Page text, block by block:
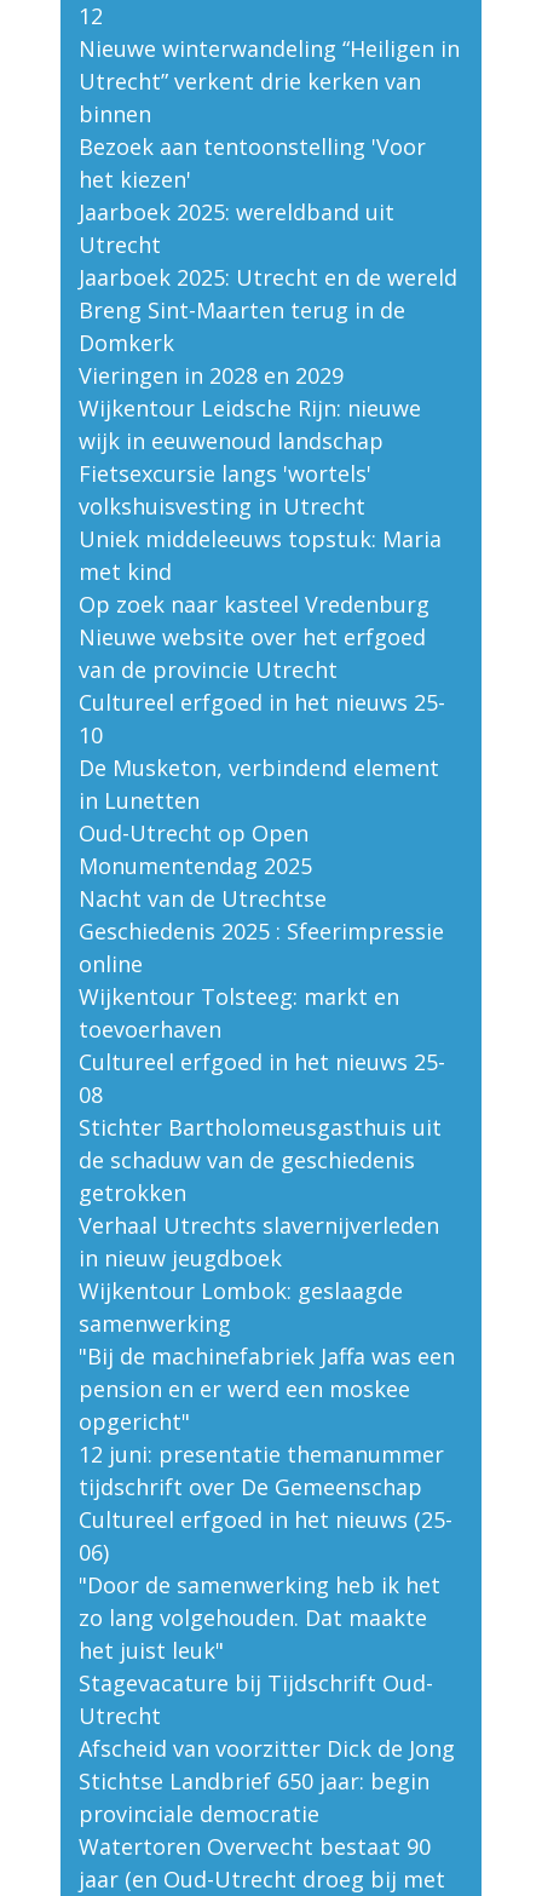
12
Nieuwe winterwandeling “Heiligen in
Utrecht” verkent drie kerken van
binnen
Bezoek aan tentoonstelling 'Voor
het kiezen'
Jaarboek 2025: wereldband uit
Utrecht
Jaarboek 2025: Utrecht en de wereld
Breng Sint-Maarten terug in de
Domkerk
Vieringen in 2028 en 2029
Wijkentour Leidsche Rijn: nieuwe
wijk in eeuwenoud landschap
Fietsexcursie langs 'wortels'
volkshuisvesting in Utrecht
Uniek middeleeuws topstuk: Maria
met kind
Op zoek naar kasteel Vredenburg
Nieuwe website over het erfgoed
van de provincie Utrecht
Cultureel erfgoed in het nieuws 25-
10
De Musketon, verbindend element
in Lunetten
Oud-Utrecht op Open
Monumentendag 2025
Nacht van de Utrechtse
Geschiedenis 2025 : Sfeerimpressie
online
Wijkentour Tolsteeg: markt en
toevoerhaven
Cultureel erfgoed in het nieuws 25-
08
Stichter Bartholomeusgasthuis uit
de schaduw van de geschiedenis
getrokken
Verhaal Utrechts slavernijverleden
in nieuw jeugdboek
Wijkentour Lombok: geslaagde
samenwerking
"Bij de machinefabriek Jaffa was een
pension en er werd een moskee
opgericht"
12 juni: presentatie themanummer
tijdschrift over De Gemeenschap
Cultureel erfgoed in het nieuws (25-
06)
"Door de samenwerking heb ik het
zo lang volgehouden. Dat maakte
het juist leuk"
Stagevacature bij Tijdschrift Oud-
Utrecht
Afscheid van voorzitter Dick de Jong
Stichtse Landbrief 650 jaar: begin
provinciale democratie
Watertoren Overvecht bestaat 90
jaar (en Oud-Utrecht droeg bij met